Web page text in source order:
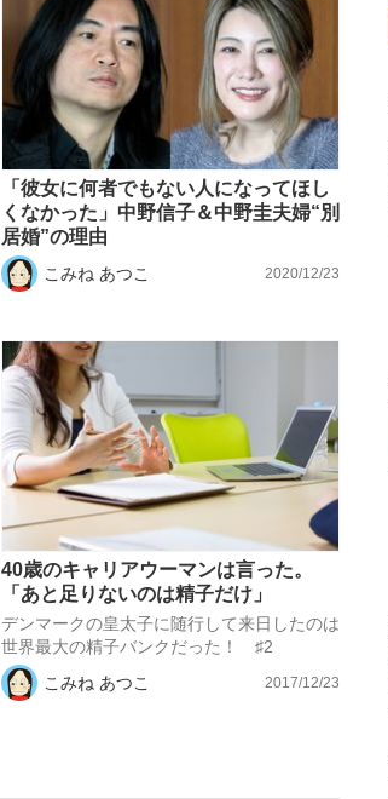
「彼女に何者でもない人になってほし
くなかった」中野信子＆中野圭夫婦“別
居婚”の理由
こみね あつこ 2020/12/23
40歳のキャリアウーマンは言った。
「あと足りないのは精子だけ」
デンマークの皇太子に随行して来日したのは
世界最大の精子バンクだった！ ♯2
こみね あつこ
2017/12/23